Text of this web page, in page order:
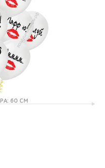
60 СМ